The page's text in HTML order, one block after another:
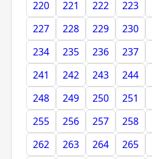
220
221 222 223
227
228 229 230
234
235 236 237
241
242 243 244
248
249 250 251
255
256 257 258
262
263 264 265